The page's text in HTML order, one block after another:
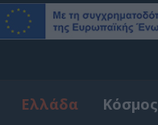
Ελλάδα Κόσμος